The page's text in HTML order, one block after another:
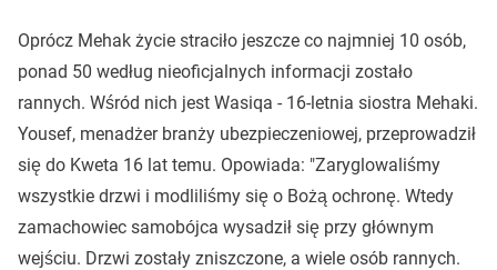
Oprócz Mehak życie straciło jeszcze co najmniej 10 osób,
ponad 50 według nieoficjalnych informacji zostało
rannych. Wśród nich jest Wasiqa - 16-letnia siostra Mehaki.
Yousef, menadżer branży ubezpieczeniowej, przeprowadził
się do Kweta 16 lat temu. Opowiada: "Zaryglowaliśmy
wszystkie drzwi i modliliśmy się o Bożą ochronę. Wtedy
zamachowiec samobójca wysadził się przy głównym
wejściu. Drzwi zostały zniszczone, a wiele osób rannych.